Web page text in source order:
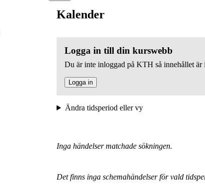
Kalender
Logga in till din kurswebb
Du är inte inloggad på KTH så innehållet är
Logga in
Ändra tidsperiod eller vy
Inga händelser matchade sökningen.
Det finns inga schemahändelser för vald